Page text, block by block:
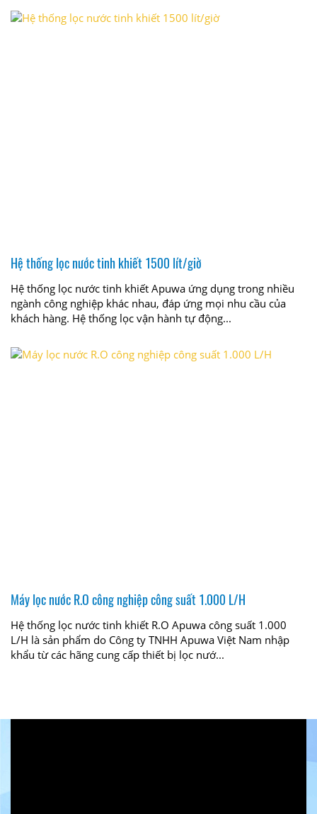
Hệ thống lọc nước tinh khiết 1500 lít/giờ
Hệ thống lọc nước tinh khiết Apuwa ứng dụng trong nhiều
ngành công nghiệp khác nhau, đáp ứng mọi nhu cầu của
khách hàng. Hệ thống lọc vận hành tự động...
Máy lọc nước R.O công nghiệp công suất 1.000 L/H
Hệ thống lọc nước tinh khiết R.O Apuwa công suất 1.000
L/H là sản phẩm do Công ty TNHH Apuwa Việt Nam nhập
khẩu từ các hãng cung cấp thiết bị lọc nướ...